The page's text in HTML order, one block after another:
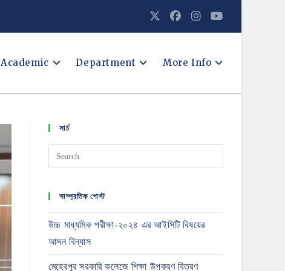
Academic Department More Info
সার্চ
সাম্প্রতিক পোস্ট
উচ্চ মাধ্যমিক পরীক্ষা-২০২৪ এর আইসিটি বিষয়ের
আসন বিন্যাস
মেহেরপুর সরকারি কলেজে শিক্ষা উপকরণ বিতরণ